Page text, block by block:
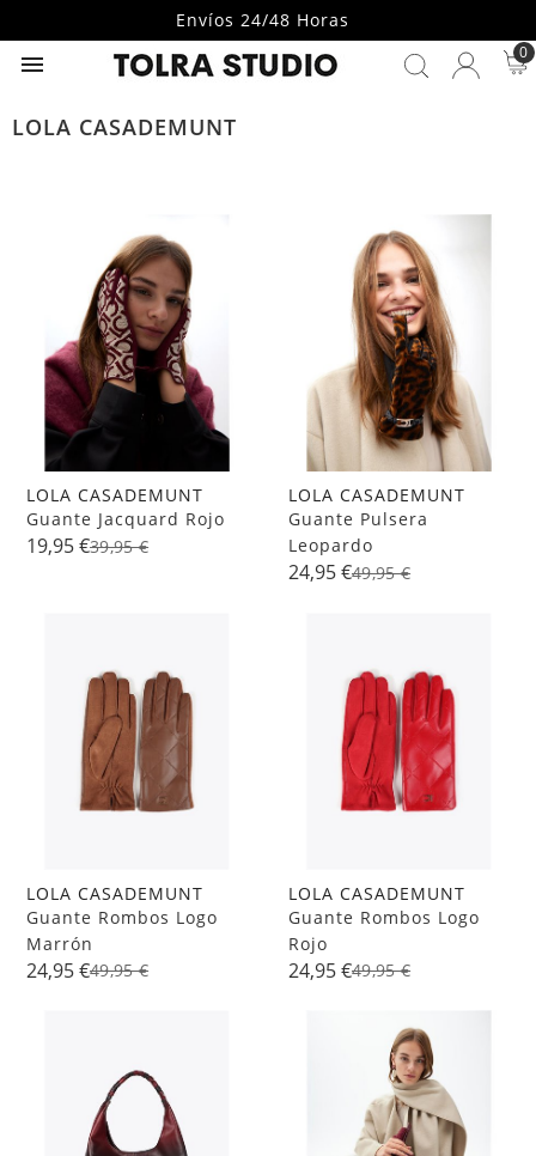
Envíos 24/48 Horas
 0
LOLA CASADEMUNT
LOLA CASADEMUNT
Guante Jacquard Rojo
19,95 €39,95 €
LOLA CASADEMUNT
Guante Pulsera
Leopardo
24,95 €49,95 €
LOLA CASADEMUNT
Guante Rombos Logo
Marrón
24,95 €49,95 €
LOLA CASADEMUNT
Guante Rombos Logo
Rojo
24,95 €49,95 €